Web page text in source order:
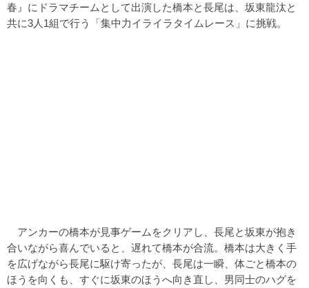
春』にドラマチームとして出演した橋本と長尾は、坂東龍汰と
共に3人1組で行う「集中力イライラタイムレース」に挑戦。
アンカーの橋本が見事ゲームをクリアし、長尾と坂東が抱き
合いながら喜んでいると、遅れて橋本が合流。橋本は大きく手
を広げながら長尾に駆け寄ったが、長尾は一瞬、体ごと橋本の
ほうを向くも、すぐに坂東のほうへ向き直し、男同士のハグを